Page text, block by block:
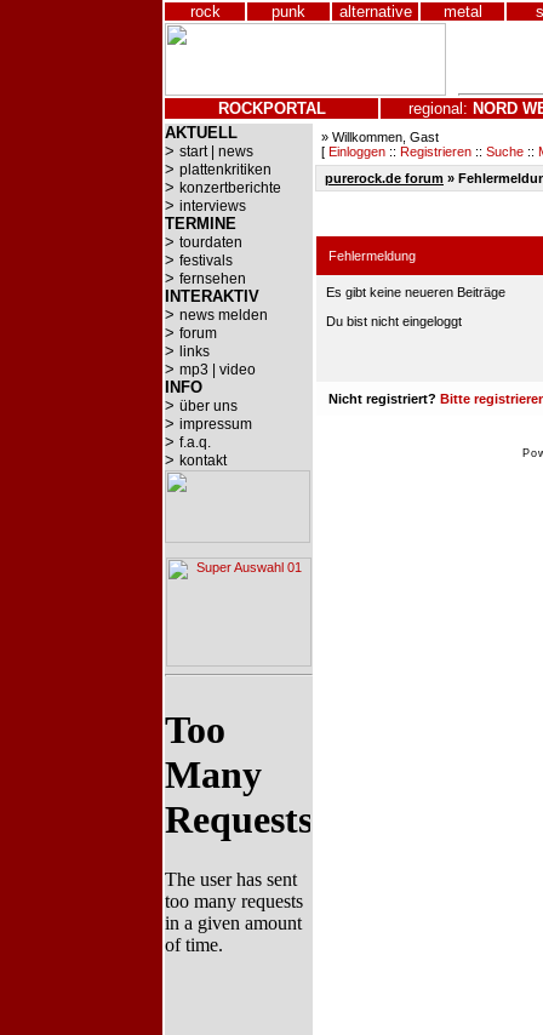
rock punk alternative metal
ROCKPORTAL regional: NORD
AKTUELL
> start | news
> plattenkritiken
> konzertberichte
> interviews
TERMINE
> tourdaten
> festivals
> fernsehen
INTERAKTIV
> news melden
> forum
> links
> mp3 | video
INFO
> über uns
> impressum
> f.a.q.
> kontakt
» Willkommen, Gast
[ Einloggen :: Registrieren :: Suche ::
purerock.de forum »
Fehlermeldung
Es gibt keine neueren Beiträge
Du bist nicht eingeloggt
Nicht registriert? Bitte